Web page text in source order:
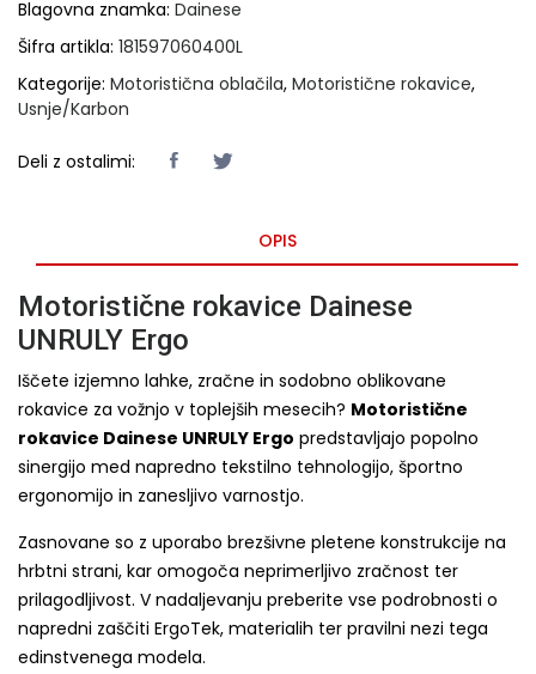
Blagovna znamka: Dainese
Šifra artikla: 181597060400L
Kategorije: Motoristična oblačila, Motoristične rokavice,
Usnje/Karbon
Deli z ostalimi:
OPIS
Motoristične rokavice Dainese
UNRULY Ergo
Iščete izjemno lahke, zračne in sodobno oblikovane
rokavice za vožnjo v toplejših mesecih? Motoristične
rokavice Dainese UNRULY Ergo predstavljajo popolno
sinergijo med napredno tekstilno tehnologijo, športno
ergonomijo in zanesljivo varnostjo.
Zasnovane so z uporabo brezšivne pletene konstrukcije na
hrbtni strani, kar omogoča neprimerljivo zračnost ter
prilagodljivost. V nadaljevanju preberite vse podrobnosti o
napredni zaščiti ErgoTek, materialih ter pravilni nezi tega
edinstvenega modela.